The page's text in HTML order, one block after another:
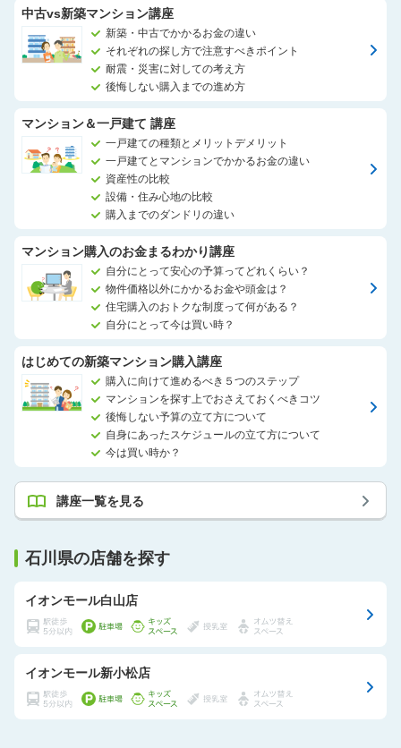
中古vs新築マンション講座
新築・中古でかかるお金の違い
それぞれの探し方で注意すべきポイント
耐震・災害に対しての考え方
後悔しない購入までの進め方
マンション＆一戸建て 講座
一戸建ての種類とメリットデメリット
一戸建てとマンションでかかるお金の違い
資産性の比較
設備・住み心地の比較
購入までのダンドリの違い
マンション購入のお金まるわかり講座
自分にとって安心の予算ってどれくらい？
物件価格以外にかかるお金や頭金は？
住宅購入のおトクな制度って何がある？
自分にとって今は買い時？
はじめての新築マンション購入講座
購入に向けて進めるべき５つのステップ
マンションを探す上でおさえておくべきコツ
後悔しない予算の立て方について
自身にあったスケジュールの立て方について
今は買い時か？
講座一覧を見る
石川県の店舗を探す
イオンモール白山店
イオンモール新小松店